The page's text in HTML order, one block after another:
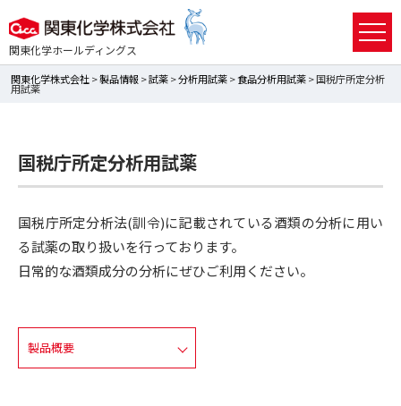
関東化学ホールディングス
関東化学株式会社>製品情報>試薬>分析用試薬>食品分析用試薬> 国税庁所定分析
用試薬
国税庁所定分析用試薬
国税庁所定分析法(訓令)に記載されている酒類の分析に用い
る試薬の取り扱いを行っております。
日常的な酒類成分の分析にぜひご利用ください。
製品概要